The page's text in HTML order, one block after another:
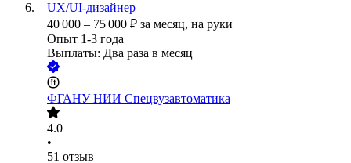
UX/UI-дизайнер
40 000 – 75 000 ₽ за месяц, на руки
Опыт 1-3 года
Выплаты: Два раза в месяц
ФГАНУ НИИ Спецвузавтоматика
4.0
•
51 отзыв